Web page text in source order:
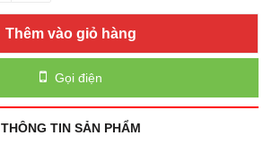
Thêm vào giỏ hàng
Gọi điện
THÔNG TIN SẢN PHẨM